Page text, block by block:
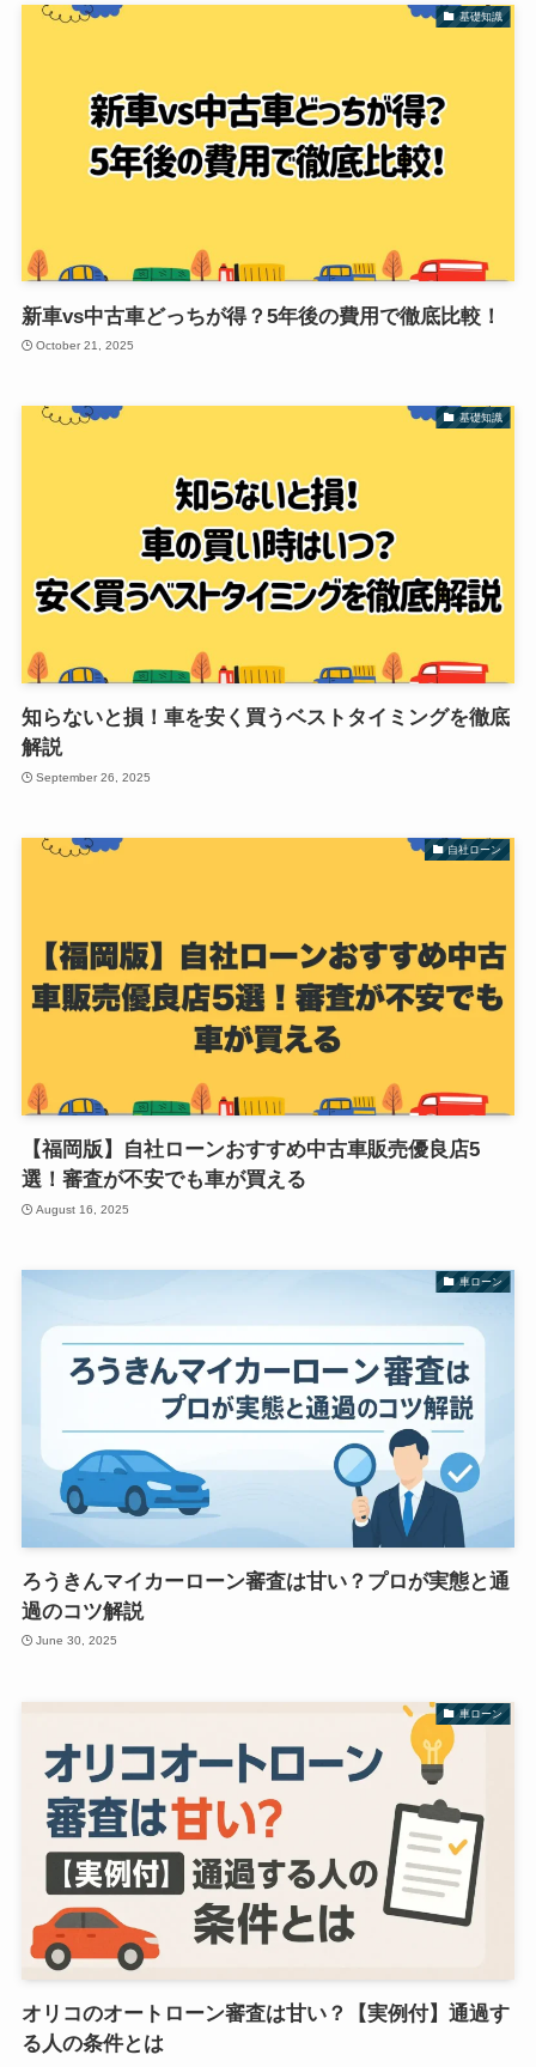
基礎知識
新車vs中古車どっちが得？5年後の費用で徹底比較！
October 21, 2025
基礎知識
知らないと損！車を安く買うベストタイミングを徹底
解説
September 26, 2025
自社ローン
【福岡版】自社ローンおすすめ中古車販売優良店5
選！審査が不安でも車が買える
August 16, 2025
車ローン
ろうきんマイカーローン審査は甘い？プロが実態と通
過のコツ解説
June 30, 2025
車ローン
オリコのオートローン審査は甘い？【実例付】通過す
る人の条件とは